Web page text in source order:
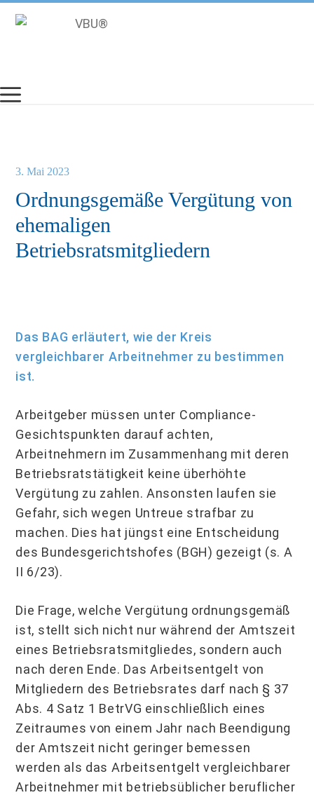
Inhalt
Ordnungsgemäße Vergütung von
ehemaligen
Betriebsratsmitgliedern
3. Mai 2023
Das BAG erläutert, wie der Kreis
vergleichbarer Arbeitnehmer zu bestimmen
ist.
Arbeitgeber müssen unter Compliance-
Gesichtspunkten darauf achten,
Arbeitnehmern im Zusammenhang mit deren
Betriebsratstätigkeit keine überhöhte
Vergütung zu zahlen. Ansonsten laufen sie
Gefahr, sich wegen Untreue strafbar zu
machen. Dies hat jüngst eine Entscheidung
des Bundesgerichtshofes (BGH) gezeigt (s. A
II 6/23).
Die Frage, welche Vergütung ordnungsgemäß
ist, stellt sich nicht nur während der Amtszeit
eines Betriebsratsmitgliedes, sondern auch
nach deren Ende. Das Arbeitsentgelt von
Mitgliedern des Betriebsrates darf nach § 37
Abs. 4 Satz 1 BetrVG einschließlich eines
Zeitraumes von einem Jahr nach Beendigung
der Amtszeit nicht geringer bemessen
werden als das Arbeitsentgelt vergleichbarer
Arbeitnehmer mit betriebsüblicher beruflicher